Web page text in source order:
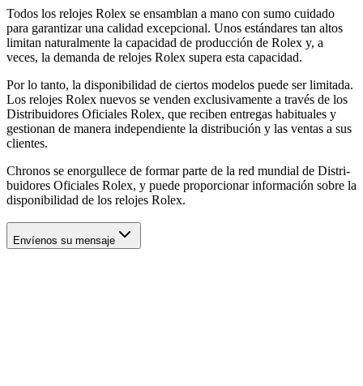
Todos los relojes Rolex se ensamblan a mano con sumo cuidado
para garantizar una calidad excepcional. Unos estándares tan altos
limitan naturalmente la capacidad de producción de Rolex y, a
veces, la demanda de relojes Rolex supera esta capacidad.
Por lo tanto, la disponibilidad de ciertos modelos puede ser limitada.
Los relojes Rolex nuevos se venden exclusivamente a través de los
Distribuidores Oficiales Rolex, que reciben entregas habituales y
gestionan de manera independiente la distribución y las ventas a sus
clientes.
Chronos se enorgullece de formar parte de la red mundial de Distri-
buidores Oficiales Rolex, y puede proporcionar información sobre la
disponibilidad de los relojes Rolex.
Envíenos su mensaje